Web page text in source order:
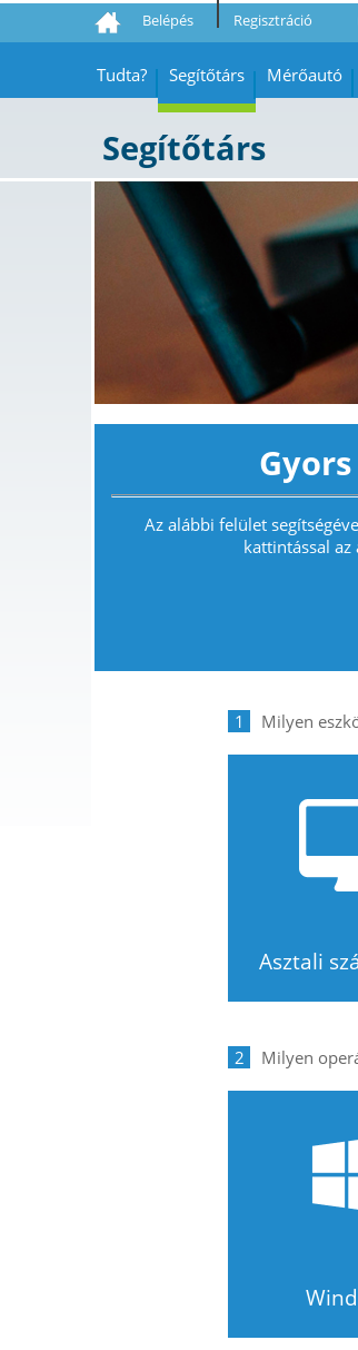
Belépés Regisztráció
Tudta? Segítőtárs Mérőautó
Segítőtárs
Az alábbi felület
kattintással
1
Asztali
2